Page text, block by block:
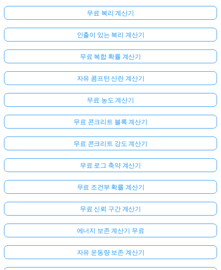
무료 복리 계산기
인출이 있는 복리 계산기
무료 복합 확률 계산기
자유 콤프턴 산란 계산기
무료 농도 계산기
무료 콘크리트 블록 계산기
무료 콘크리트 강도 계산기
무료 로그 축약 계산기
무료 조건부 확률 계산기
무료 신뢰 구간 계산기
에너지 보존 계산기 무료
자유 운동량 보존 계산기